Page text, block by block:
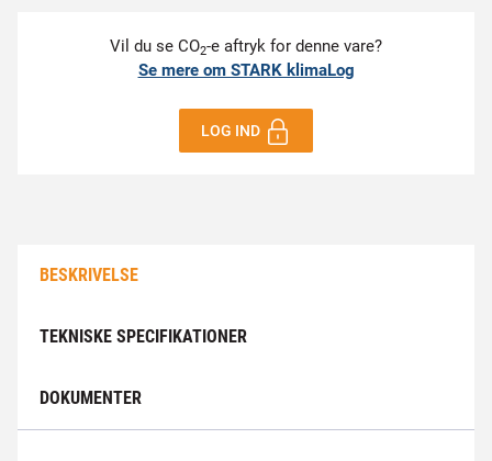
Vil du se CO2-e aftryk for denne vare?
Se mere om STARK klimaLog
LOG IND
BESKRIVELSE
TEKNISKE SPECIFIKATIONER
DOKUMENTER